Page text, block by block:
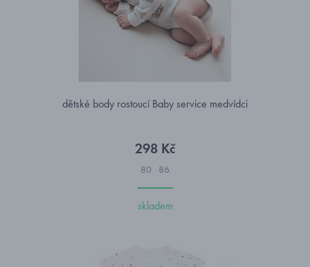
dětské body rostoucí Baby service medvídci
298 Kč
80 86
skladem